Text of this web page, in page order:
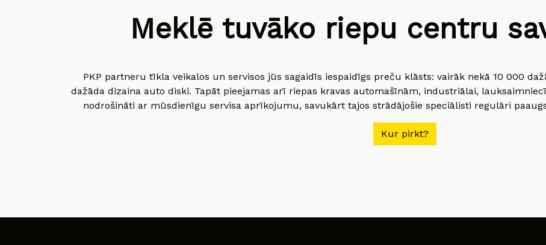
Meklē tuvāko riepu centru
PKP partneru tīkla veikalos un servisos jūs sagaidīs iespaidīgs preču klāsts: vairāk nekā 10 000
dažāda dizaina auto diski. Tapāt pieejamas arī riepas kravas automašīnām, industriālai,
nodrošināti ar mūsdienīgu servisa aprīkojumu, savukārt tajos strādājošie speciālisti regulāri
Kur pirkt?